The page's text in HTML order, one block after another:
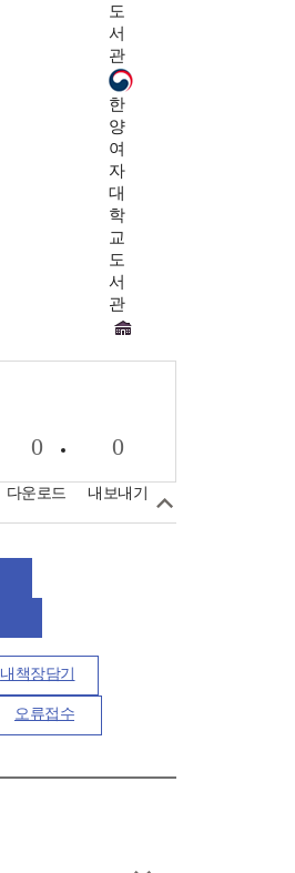
도
서
관
한
양
여
자
대
학
교
도
서
관
0
다운로드
0
내보내기
내책장담기
오류접수